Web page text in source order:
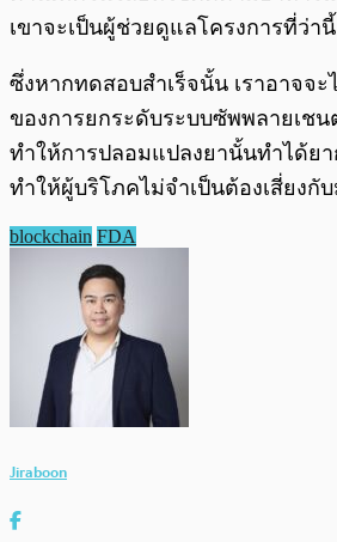
เขาจะเป็นผู้ช่วยดูแลโครงการที่ว่านี้
ซึ่งหากทดสอบสำเร็จนั้น เราอาจจ
ของการยกระดับระบบซัพพลายเชน
ทำให้การปลอมแปลงยานั้นทำได้ย
ทำให้ผู้บริโภคไม่จำเป็นต้องเสี่ยงกั
blockchain FDA
Jiraboon